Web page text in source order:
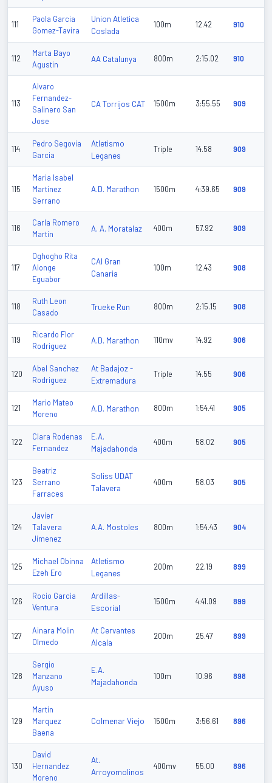
111
Paola Garcia
Gomez-Tavira
Union Atletica
Coslada
100m 12.42 910
112
Marta Bayo
Agustin
AA Catalunya 800m 2:15.02 910
113
Alvaro
Fernandez-
Salinero San
Jose
CA Torrijos CAT 1500m 3:55.55 909
114
Pedro Segovia
Garcia
Atletismo
Leganes
Triple 14.58 909
115
Maria Isabel
Martinez
Serrano
A.D. Marathon 1500m 4:39.65 909
116
Carla Romero
Martin
A. A. Moratalaz 400m 57.92 909
117
Oghogho Rita
Alonge
Eguabor
CAI Gran
Canaria
100m 12.43 908
118
Ruth Leon
Casado
Trueke Run 800m 2:15.15 908
119
Ricardo Flor
Rodriguez
A.D. Marathon 110mv 14.92 906
120
Abel Sanchez
Rodriguez
At Badajoz -
Extremadura
Triple 14.55 906
121
Mario Mateo
Moreno
A.D. Marathon 800m 1:54.41 905
122
Clara Rodenas
Fernandez
E.A.
Majadahonda
400m 58.02 905
123
Beatriz
Serrano
Farraces
Soliss UDAT
Talavera
400m 58.03 905
124
Javier
Talavera
Jimenez
A.A. Mostoles 800m 1:54.43 904
125
Michael Obinna
Ezeh Ero
Atletismo
Leganes
200m 22.19 899
126
Rocio Garcia
Ventura
Ardillas-
Escorial
1500m 4:41.09 899
127
Ainara Molin
Olmedo
At Cervantes
Alcala
200m 25.47 899
128
Sergio
Manzano
Ayuso
E.A.
Majadahonda
100m 10.96 898
129
Martin
Marquez
Baena
Colmenar Viejo 1500m 3:56.61 896
130
David
Hernandez
Moreno
At.
Arroyomolinos
400mv 55.00 896